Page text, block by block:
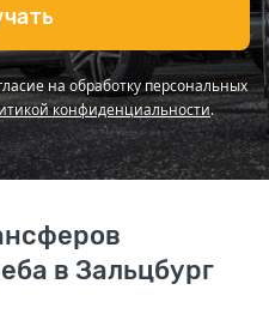
на обработку персональных
конфиденциальности.
в Зальцбург